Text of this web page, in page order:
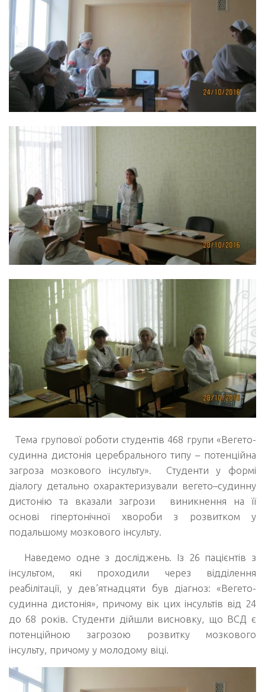
Тема групової роботи студентів 468 групи «Вегето-
судинна дистонія церебрального типу – потенційна
загроза мозкового інсульту». Студенти у формі
діалогу детально охарактеризували вегето–судинну
дистонію та вказали загрози виникнення на її
основі гіпертонічної хвороби з розвитком у
подальшому мозкового інсульту.
Наведемо одне з досліджень. Із 26 пацієнтів з
інсультом, які проходили через відділення
реабілітації, у дев’ятнадцяти був діагноз: «Вегето-
судинна дистонія», причому вік цих інсультів від 24
до 68 років. Студенти дійшли висновку, що ВСД є
потенційною загрозою розвитку мозкового
інсульту, причому у молодому віці.